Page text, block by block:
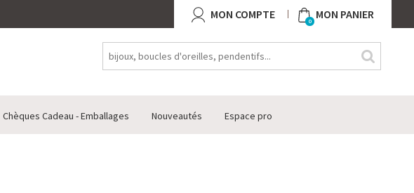
MON COMPTE 0 MON PANIER
Chèques Cadeau - Emballages Nouveautés Espace pro